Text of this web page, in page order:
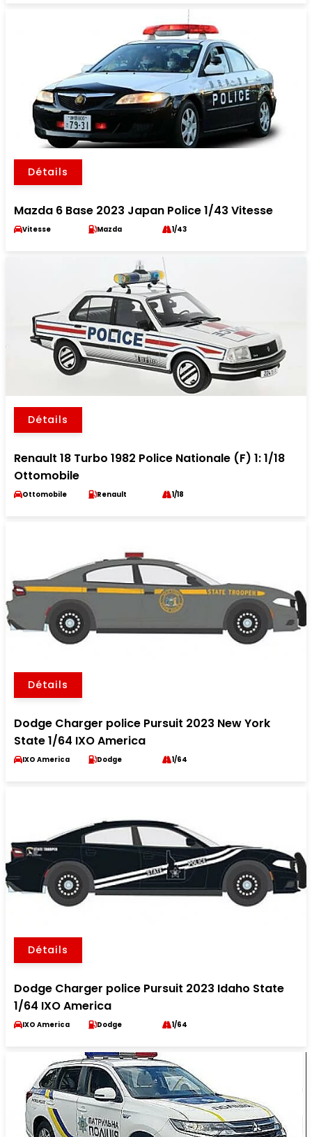
Détails
Mazda 6 Base 2023 Japan Police 1/43 Vitesse
Vitesse Mazda 1/43
Détails
Renault 18 Turbo 1982 Police Nationale (F) 1: 1/18
Ottomobile
Ottomobile Renault 1/18
Détails
Dodge Charger police Pursuit 2023 New York
State 1/64 IXO America
IXO America Dodge 1/64
Détails
Dodge Charger police Pursuit 2023 Idaho State
1/64 IXO America
IXO America Dodge 1/64